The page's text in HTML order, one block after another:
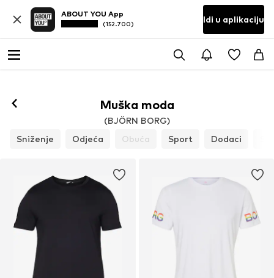
ABOUT YOU App
(152.700) Idi u aplikaciju
Muška moda
(BJÖRN BORG)
Sniženje
Odjeća Obuća Sport Dodaci